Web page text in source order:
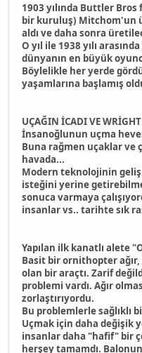
1903 yılında Buttler
bir kuruluş) Mitchom'un
aldı ve daha sonra
O yıl ile 1938 yılı
dünyanın en büyük
Böylelikle her yerde
yaşamlarına başlamış
UÇAĞIN İCADI VE WRİGHT
İnsanoğlunun uçma
Buna rağmen uçaklar ve
havada...
Modern teknolojinin
isteğini yerine
sonuca varmaya
insanlar vs.. tarihte sık
Yapılan ilk kanatlı alete
Basit bir ornithopter
olan bir araçtı. Zarif
problemi vardı. Ağır
zorlaştırıyordu.
Bu problemlerle sağlıklı
Uçmak için daha değişik
insanlar daha "hafif" bir
herşey tamamdı.